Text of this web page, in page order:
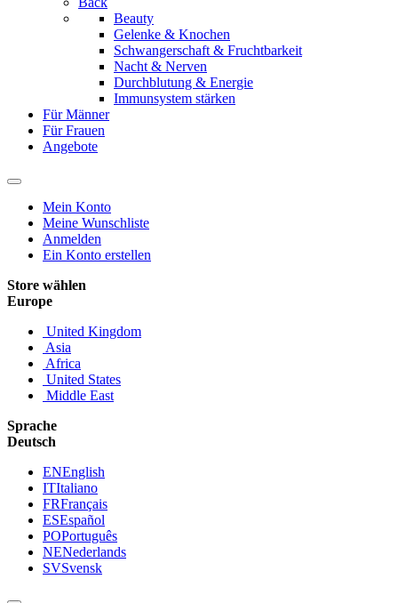
Beauty
Gelenke & Knochen
Schwangerschaft & Fruchtbarkeit
Nacht & Nerven
Durchblutung & Energie
Immunsystem stärken
Für Männer
Für Frauen
Angebote
Mein Konto
Meine Wunschliste
Anmelden
Ein Konto erstellen
Store wählen
Europe
United Kingdom
Asia
Africa
United States
Middle East
Sprache
Deutsch
ENEnglish
ITItaliano
FRFrançais
ESEspañol
POPortuguês
NENederlands
SVSvensk